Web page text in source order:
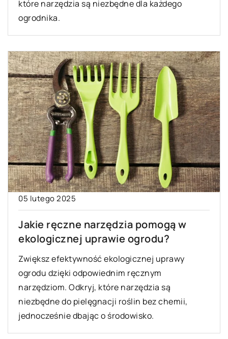
które narzędzia są niezbędne dla każdego
ogrodnika.
05 lutego 2025
Jakie ręczne narzędzia pomogą w
ekologicznej uprawie ogrodu?
Zwiększ efektywność ekologicznej uprawy
ogrodu dzięki odpowiednim ręcznym
narzędziom. Odkryj, które narzędzia są
niezbędne do pielęgnacji roślin bez chemii,
jednocześnie dbając o środowisko.